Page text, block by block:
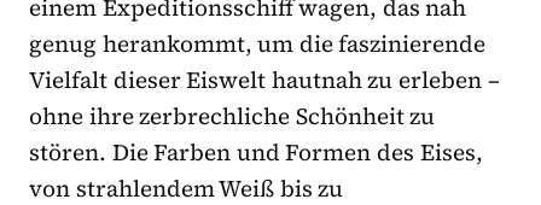
einem Expeditionsschiff wagen, das nah
genug herankommt, um die faszinierende
Vielfalt dieser Eiswelt hautnah zu erleben –
ohne ihre zerbrechliche Schönheit zu
stören. Die Farben und Formen des Eises,
von strahlendem Weiß bis zu